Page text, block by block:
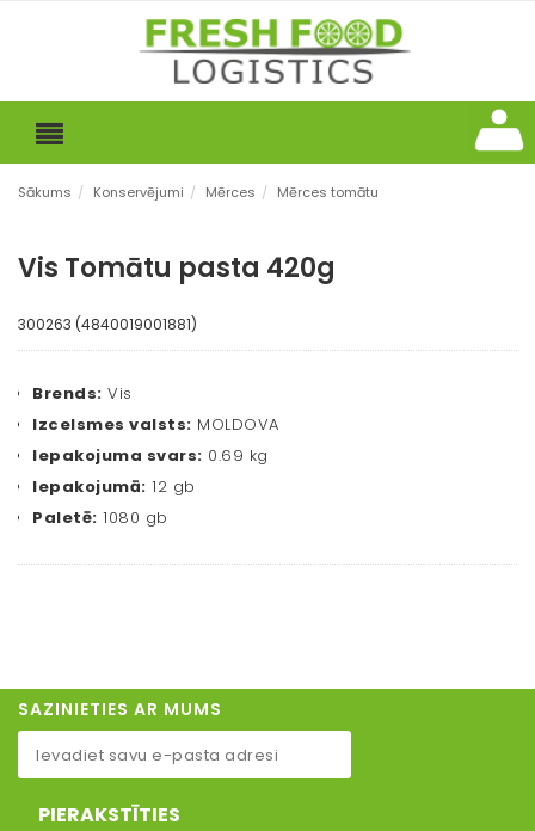
Sākums / Konservējumi / Mērces / Mērces tomātu
Vis Tomātu pasta 420g
300263 (4840019001881)
Brends: Vis
Izcelsmes valsts: MOLDOVA
Iepakojuma svars: 0.69 kg
Iepakojumā: 12 gb
Paletē: 1080 gb
SAZINIETIES AR MUMS
PIERAKSTĪTIES